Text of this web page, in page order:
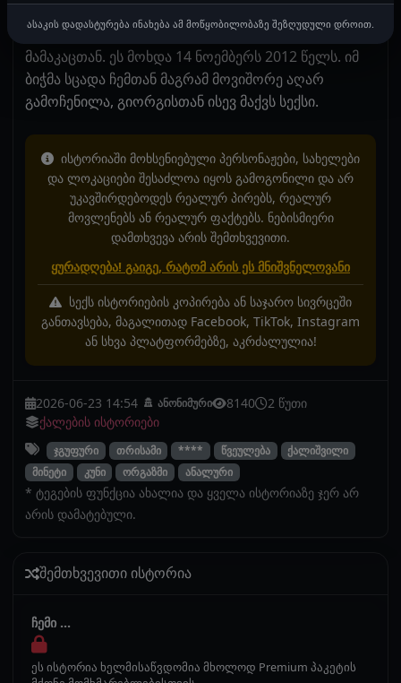
სახლში ეს ბიჭი. ასე მქონდა პირველი სექსი 2
მამაკაცთან. ეს მოხდა 14 ნოემბერს 2012 წელს. იმ
ბიჭმა სცადა ჩემთან მაგრამ მოვიშორე აღარ
გამოჩენილა, გიორგისთან ისევ მაქვს სექსი.
ისტორიაში მოხსენიებული პერსონაჟები, სახელები
და ლოკაციები შესაძლოა იყოს გამოგონილი და არ
უკავშირდებოდეს რეალურ პირებს, რეალურ
მოვლენებს ან რეალურ ფაქტებს. ნებისმიერი
დამთხვევა არის შემთხვევითი.
ყურადღება! გაიგე, რატომ არის ეს მნიშვნელოვანი
სექს ისტორიების კოპირება ან საჯარო სივრცეში
განთავსება, მაგალითად Facebook, TikTok, Instagram
ან სხვა პლატფორმებზე, აკრძალულია!
2026-06-23 14:54 ანონიმური 8140
2 წუთი
ქალების ისტორიები
ჯგუფური თრისამი **** წვეულება
ქალიშვილი
მინეტი
კუნი ორგაზმი ანალური
* ტეგების ფუნქცია ახალია და ყველა ისტორიაზე ჯერ არ
არის დამატებული.
შემთხვევითი ისტორია
ჩემი ...
ეს ისტორია ხელმისაწვდომია მხოლოდ Premium პაკეტის
ასაკის დადასტურება ინახება ამ მოწყობილობაზე შეზღუდული დროით.